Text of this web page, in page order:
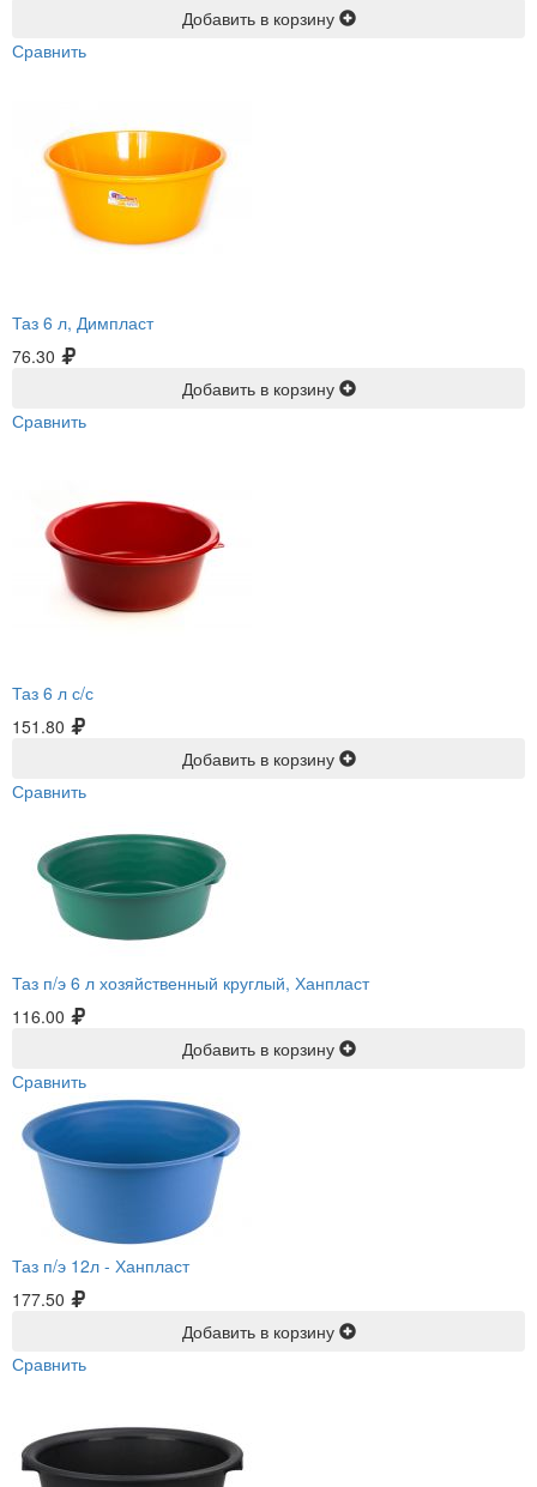
Добавить в корзину
Сравнить
Таз 6 л, Димпласт
76.30
Добавить в корзину
Сравнить
Таз 6 л с/с
151.80
Добавить в корзину
Сравнить
Таз п/э 6 л хозяйственный круглый, Ханпласт
116.00
Добавить в корзину
Сравнить
Таз п/э 12л - Ханпласт
177.50
Добавить в корзину
Сравнить